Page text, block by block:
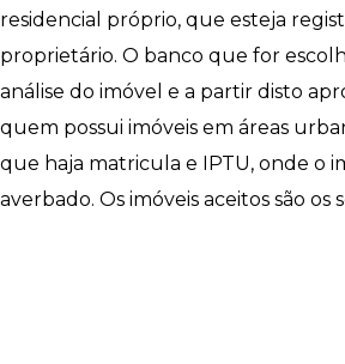
residencial próprio, que esteja
proprietário. O banco que for
análise do imóvel e a partir disto
quem possui imóveis em áreas
que haja matricula e IPTU, onde o
averbado. Os imóveis aceitos são os